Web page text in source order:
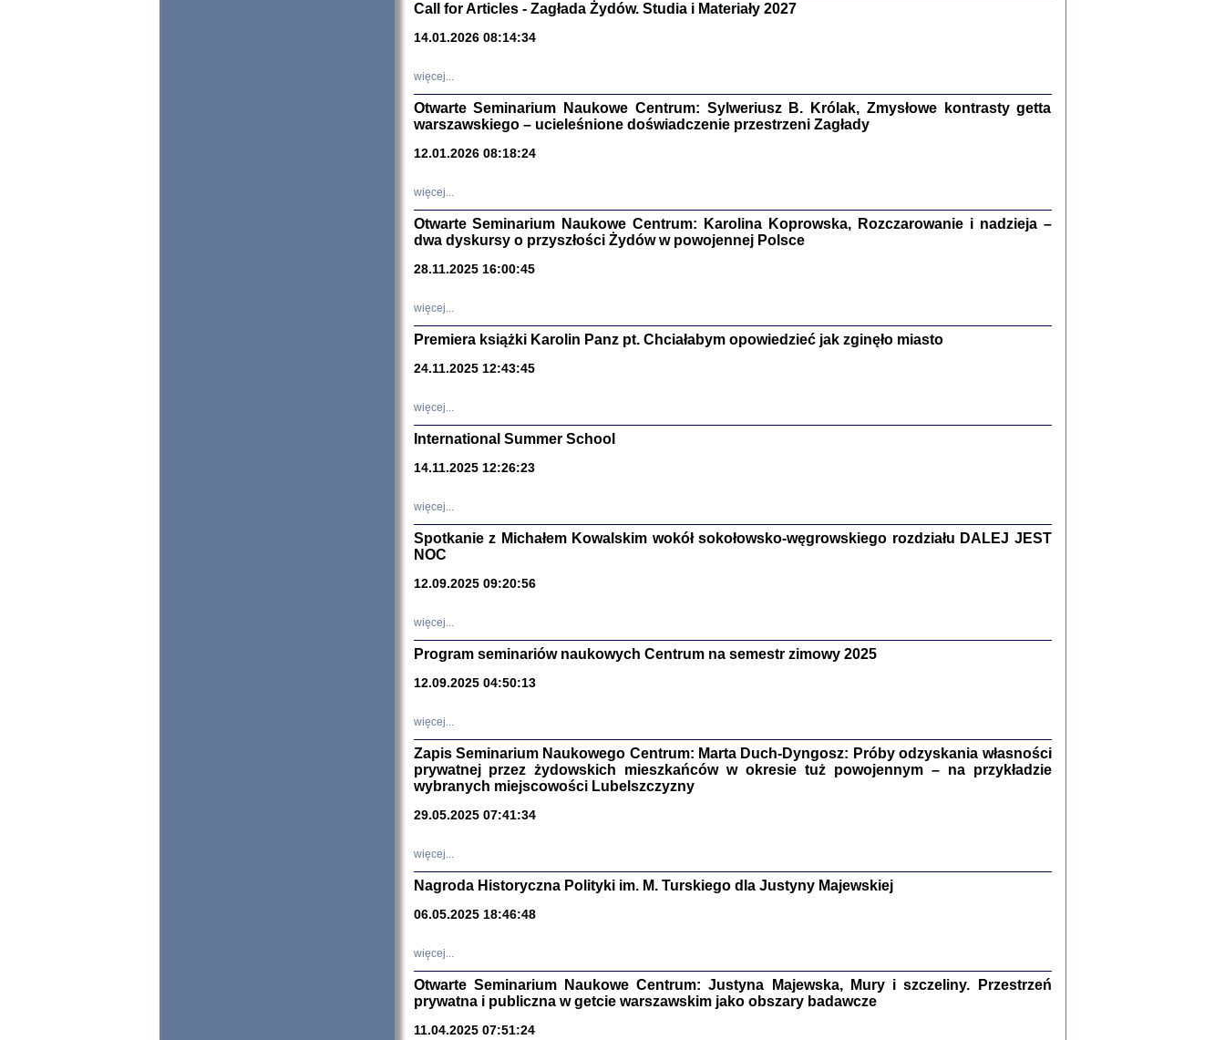
Sewek Okonowski, oprac. Marta Janczewska
PISZĄCY TE SŁOWA JEST PRACOWNIKIEM
GETTOWEJ INSTYTUCJI ...
'z Dziennika' i inne pisma z łódzkiego getta
Józef Zelkowicz, tłum. z jidysz, oprac. i wstęp. Monika Polit
CZYTAJĄC GAZETĘ NIEMIECKĄ ...
Warszawa 2019
red. i wstęp Barbara Engelking, Jan Grabowski
Stanisław Adler, oprac. i wstępem opatrzyłaMarta Janczewska
Warszawa 2018
Call for Articles - Zagłada Żydów. Studia i Materiały 2027
14.01.2026 08:14:34
więcej...
Otwarte Seminarium Naukowe Centrum: Sylweriusz B. Królak, Zmysłowe kontrasty getta
warszawskiego – ucieleśnione doświadczenie przestrzeni Zagłady
12.01.2026 08:18:24
więcej...
Otwarte Seminarium Naukowe Centrum: Karolina Koprowska, Rozczarowanie i nadzieja –
dwa dyskursy o przyszłości Żydów w powojennej Polsce
28.11.2025 16:00:45
więcej...
Premiera książki Karolin Panz pt. Chciałabym opowiedzieć jak zginęło miasto
24.11.2025 12:43:45
więcej...
International Summer School
14.11.2025 12:26:23
więcej...
Spotkanie z Michałem Kowalskim wokół sokołowsko-węgrowskiego rozdziału DALEJ JEST
NOC
12.09.2025 09:20:56
więcej...
Program seminariów naukowych Centrum na semestr zimowy 2025
12.09.2025 04:50:13
więcej...
Zapis Seminarium Naukowego Centrum: Marta Duch-Dyngosz: Próby odzyskania własności
prywatnej przez żydowskich mieszkańców w okresie tuż powojennym – na przykładzie
wybranych miejscowości Lubelszczyzny
29.05.2025 07:41:34
więcej...
Nagroda Historyczna Polityki im. M. Turskiego dla Justyny Majewskiej
06.05.2025 18:46:48
więcej...
Otwarte Seminarium Naukowe Centrum: Justyna Majewska, Mury i szczeliny. Przestrzeń
prywatna i publiczna w getcie warszawskim jako obszary badawcze
11.04.2025 07:51:24